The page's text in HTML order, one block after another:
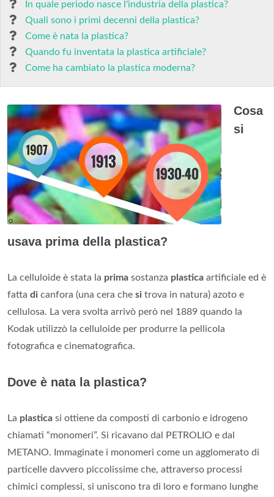
In quale periodo nasce l'industria della plastica?
Quali sono i primi decenni della plastica?
Come è nata la plastica?
Quando fu inventata la plastica artificiale?
Come ha cambiato la plastica moderna?
Cosa
si
usava prima della plastica?
La celluloide è stata la prima sostanza plastica artificiale ed è
fatta di canfora (una cera che si trova in natura) azoto e
cellulosa. La vera svolta arrivò però nel 1889 quando la
Kodak utilizzò la celluloide per produrre la pellicola
fotografica e cinematografica.
Dove è nata la plastica?
La plastica si ottiene da composti di carbonio e idrogeno
chiamati “monomeri”. Si ricavano dal PETROLIO e dal
METANO. Immaginate i monomeri come un agglomerato di
particelle davvero piccolissime che, attraverso processi
chimici complessi, si uniscono tra di loro e formano lunghe